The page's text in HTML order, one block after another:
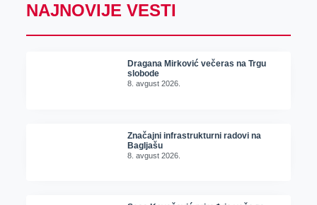
NAJNOVIJE VESTI
Dragana Mirković večeras na Trgu
slobode
8. avgust 2026.
Značajni infrastrukturni radovi na
Bagljašu
8. avgust 2026.